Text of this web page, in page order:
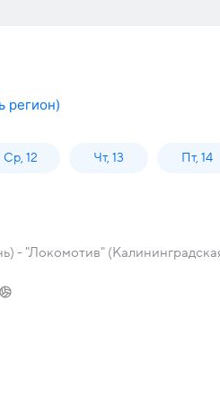
регион)
Ср, 12 Чт, 13 Пт, 14
- "Локомотив"